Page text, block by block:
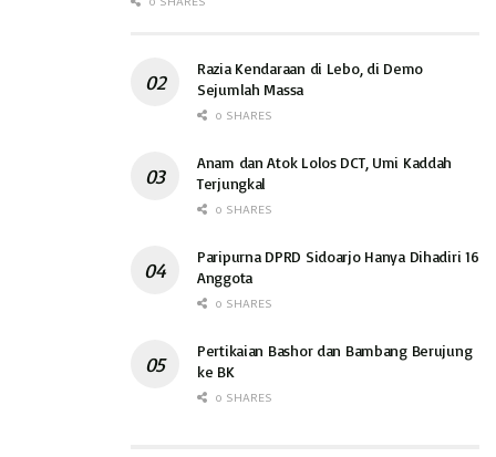
Razia Kendaraan di Lebo, di Demo
Sejumlah Massa
0 SHARES
Anam dan Atok Lolos DCT, Umi Kaddah
Terjungkal
0 SHARES
Paripurna DPRD Sidoarjo Hanya Dihadiri 16
Anggota
0 SHARES
Pertikaian Bashor dan Bambang Berujung
ke BK
0 SHARES